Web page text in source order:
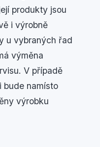
produkty jsou
i výrobně
u vybraných řad
výměna
V případě
bude namísto
výrobku